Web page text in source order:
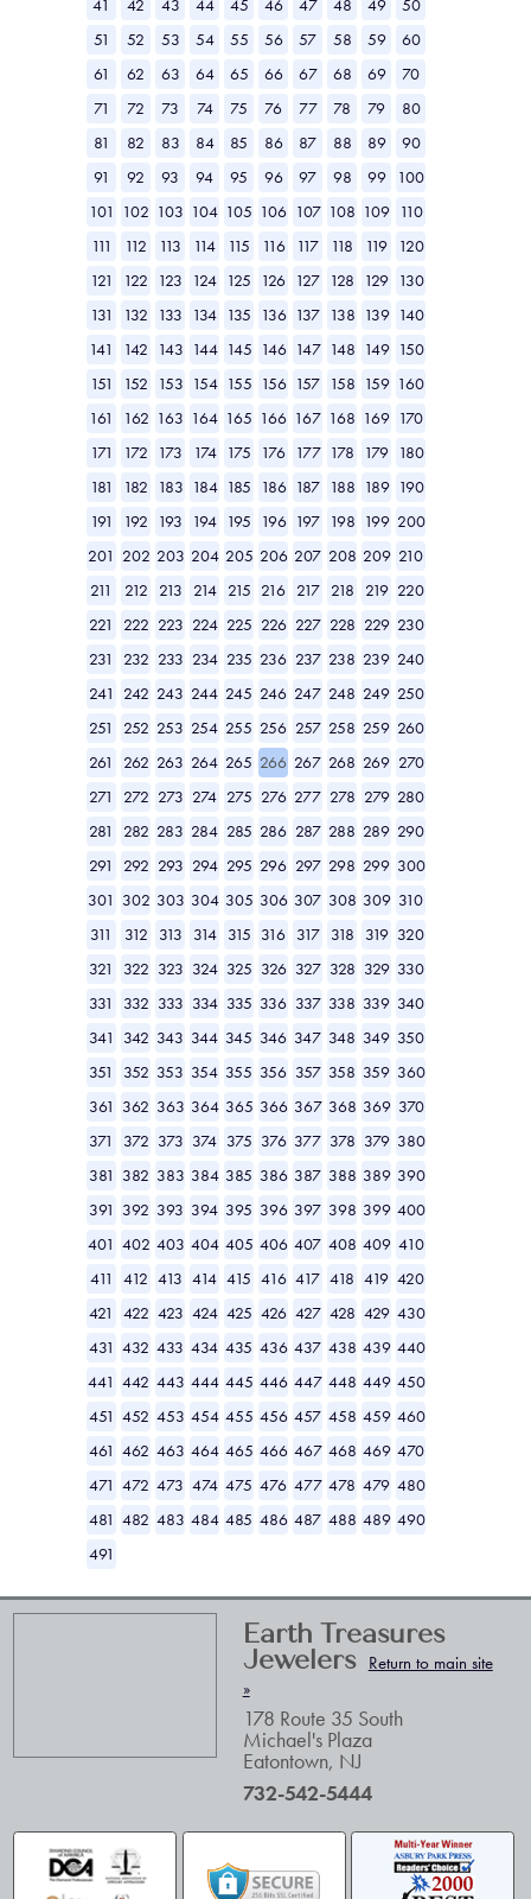
41
42 43 44 45 46 47 48 49
50
51
52 53 54 55 56 57 58 59
60
61
62 63 64 65 66 67 68 69
70
71
72 73 74 75 76 77 78 79
80
81
82 83 84 85 86 87 88 89
90
91
92 93 94 95 96 97 98 99
100
101
102 103 104 105 106 107 108 109 110
111
112 113 114 115 116 117 118 119
120
121
122 123 124 125 126 127 128 129 130
131
132 133 134 135 136 137 138 139 140
141
142 143 144 145 146 147 148 149 150
151
152 153 154 155 156 157 158 159 160
161
162 163 164 165 166 167 168 169 170
171
172 173 174 175 176 177 178 179 180
181
182 183 184 185 186 187 188 189 190
191
192 193 194 195 196 197 198 199 200
201 202 203 204 205 206 207 208 209 210
211
212 213 214 215 216 217 218 219 220
221
222 223 224 225 226 227 228 229 230
231
232 233 234 235 236 237 238 239 240
241
242 243 244 245 246 247 248 249 250
251
252 253 254 255 256 257 258 259 260
261
262 263 264 265 266 267 268 269 270
271
272 273 274 275 276 277 278 279 280
281
282 283 284 285 286 287 288 289 290
291
292 293 294 295 296 297 298 299 300
301 302 303 304 305 306 307 308 309 310
311
312 313 314 315 316 317 318 319 320
321
322 323 324 325 326 327 328 329 330
331
332 333 334 335 336 337 338 339 340
341
342 343 344 345 346 347 348 349 350
351
352 353 354 355 356 357 358 359 360
361 362 363 364 365 366 367 368 369 370
371
372 373 374 375 376 377 378 379 380
381 382 383 384 385 386 387 388 389 390
391 392 393 394 395 396 397 398 399 400
401 402 403 404 405 406 407 408 409 410
411
412 413 414 415 416 417 418 419 420
421
422 423 424 425 426 427 428 429 430
431 432 433 434 435 436 437 438 439 440
441 442 443 444 445 446 447 448 449 450
451 452 453 454 455 456 457 458 459 460
461 462 463 464 465 466 467 468 469 470
471 472 473 474 475 476 477 478 479 480
481 482 483 484 485 486 487 488 489 490
491
Earth Treasures
Jewelers Return to main site
»
178 Route 35 South
Michael's Plaza
Eatontown, NJ
732-542-5444